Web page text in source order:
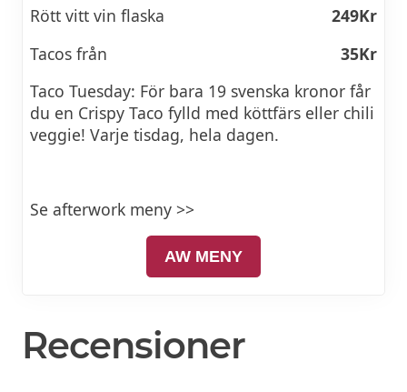
Rött vitt vin flaska
249Kr
Tacos från
35Kr
Taco Tuesday: För bara 19 svenska kronor får
du en Crispy Taco fylld med köttfärs eller chili
veggie! Varje tisdag, hela dagen.
Se afterwork meny >>
AW MENY
Recensioner